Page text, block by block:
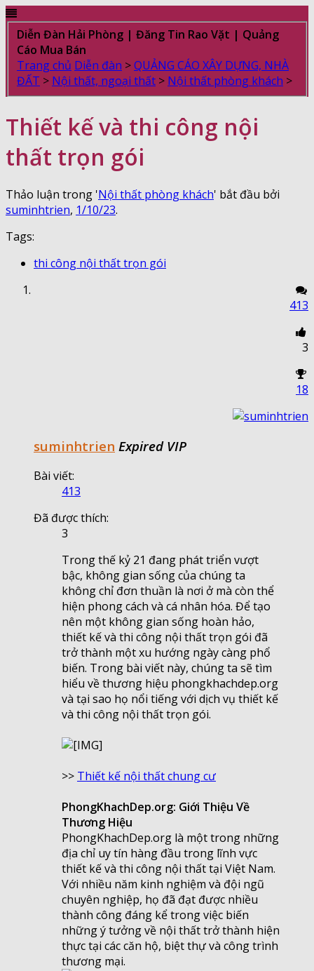
Diễn Đàn Hải Phòng | Đăng Tin Rao Vặt | Quảng
Cáo Mua Bán
Trang chủ Diễn đàn >QUẢNG CÁO XÂY DỰNG, NHÀ
ĐẤT > Nội thất, ngoại thất > Nội thất phòng khách >
Thiết kế và thi công nội
thất trọn gói
Thảo luận trong 'Nội thất phòng khách' bắt đầu bởi
suminhtrien, 1/10/23.
Tags:
thi công nội thất trọn gói
413
3
18
suminhtrien Expired VIP
Bài viết:
413
Đã được thích:
3
Trong thế kỷ 21 đang phát triển vượt
bậc, không gian sống của chúng ta
không chỉ đơn thuần là nơi ở mà còn thể
hiện phong cách và cá nhân hóa. Để tạo
nên một không gian sống hoàn hảo,
thiết kế và thi công nội thất trọn gói đã
trở thành một xu hướng ngày càng phổ
biến. Trong bài viết này, chúng ta sẽ tìm
hiểu về thương hiệu phongkhachdep.org
và tại sao họ nổi tiếng với dịch vụ thiết kế
và thi công nội thất trọn gói.
>> Thiết kế nội thất chung cư
PhongKhachDep.org: Giới Thiệu Về
Thương Hiệu
PhongKhachDep.org là một trong những
địa chỉ uy tín hàng đầu trong lĩnh vực
thiết kế và thi công nội thất tại Việt Nam.
Với nhiều năm kinh nghiệm và đội ngũ
chuyên nghiệp, họ đã đạt được nhiều
thành công đáng kể trong việc biến
những ý tưởng về nội thất trở thành hiện
thực tại các căn hộ, biệt thự và công trình
thương mại.